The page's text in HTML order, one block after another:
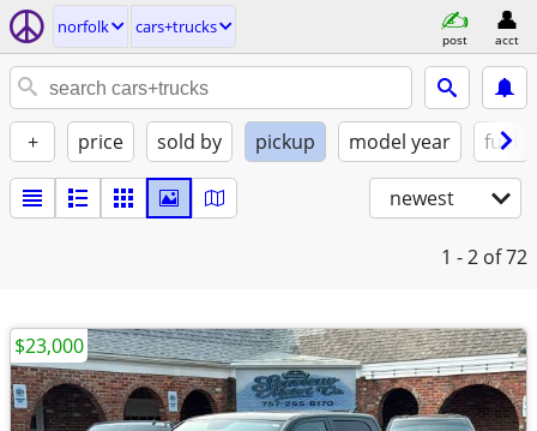
norfolk cars+trucks
post acct
+ price sold by pickup model year fuel
newest
1 - 2 of 72
$23,000